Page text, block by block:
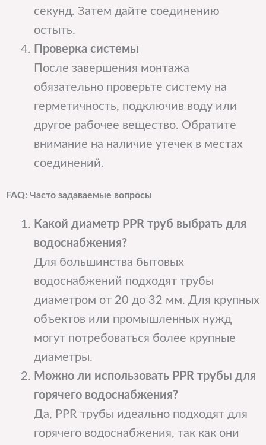
секунд. Затем дайте соединению
остыть.
Проверка системы
После завершения монтажа
обязательно проверьте систему на
герметичность, подключив воду или
другое рабочее вещество. Обратите
внимание на наличие утечек в местах
соединений.
FAQ: Часто задаваемые вопросы
Какой диаметр PPR труб выбрать для
водоснабжения?
Для большинства бытовых
водоснабжений подходят трубы
диаметром от 20 до 32 мм. Для крупных
объектов или промышленных нужд
могут потребоваться более крупные
диаметры.
Можно ли использовать PPR трубы для
горячего водоснабжения?
Да, PPR трубы идеально подходят для
горячего водоснабжения, так как они